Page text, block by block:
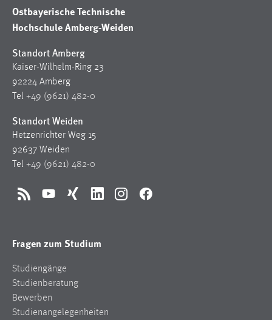
Ostbayerische Technische
Hochschule Amberg-Weiden
Standort Amberg
Kaiser-Wilhelm-Ring 23
92224 Amberg
Tel +49 (9621) 482-0
Standort Weiden
Hetzenrichter Weg 15
92637 Weiden
Tel +49 (9621) 482-0
RSS YouTubeXing LinkedInInstagramFacebook
Fragen zum Studium
Studiengänge
Studienberatung
Bewerben
Studienangelegenheiten